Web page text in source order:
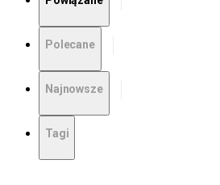
Polecane
Najnowsze
Tagi